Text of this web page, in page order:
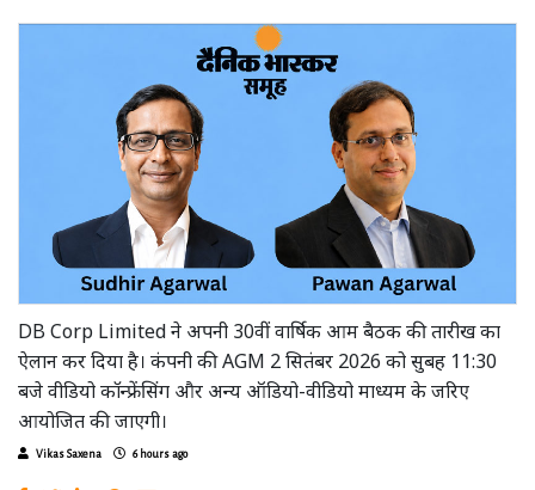
DB Corp Limited ने अपनी 30वीं वार्षिक आम बैठक की तारीख का
ऐलान कर दिया है। कंपनी की AGM 2 सितंबर 2026 को सुबह 11:30
बजे वीडियो कॉन्फ्रेंसिंग और अन्य ऑडियो-वीडियो माध्यम के जरिए
आयोजित की जाएगी।
Vikas Saxena 6 hours ago